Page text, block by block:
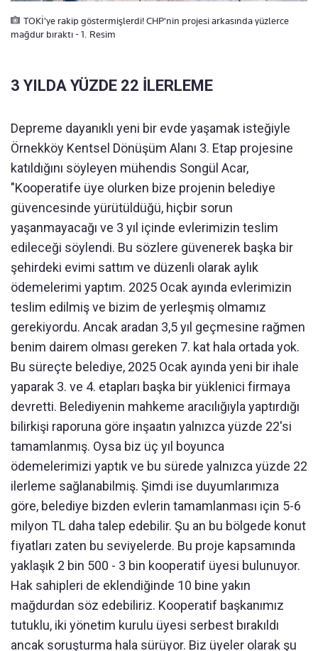
TOKİ'ye rakip göstermişlerdi! CHP'nin projesi arkasında yüzlerce
mağdur bıraktı - 1. Resim
3 YILDA YÜZDE 22 İLERLEME
Depreme dayanıklı yeni bir evde yaşamak isteğiyle
Örnekköy Kentsel Dönüşüm Alanı 3. Etap projesine
katıldığını söyleyen mühendis Songül Acar,
"Kooperatife üye olurken bize projenin belediye
güvencesinde yürütüldüğü, hiçbir sorun
yaşanmayacağı ve 3 yıl içinde evlerimizin teslim
edileceği söylendi. Bu sözlere güvenerek başka bir
şehirdeki evimi sattım ve düzenli olarak aylık
ödemelerimi yaptım. 2025 Ocak ayında evlerimizin
teslim edilmiş ve bizim de yerleşmiş olmamız
gerekiyordu. Ancak aradan 3,5 yıl geçmesine rağmen
benim dairem olması gereken 7. kat hala ortada yok.
Bu süreçte belediye, 2025 Ocak ayında yeni bir ihale
yaparak 3. ve 4. etapları başka bir yüklenici firmaya
devretti. Belediyenin mahkeme aracılığıyla yaptırdığı
bilirkişi raporuna göre inşaatın yalnızca yüzde 22'si
tamamlanmış. Oysa biz üç yıl boyunca
ödemelerimizi yaptık ve bu sürede yalnızca yüzde 22
ilerleme sağlanabilmiş. Şimdi ise duyumlarımıza
göre, belediye bizden evlerin tamamlanması için 5-6
milyon TL daha talep edebilir. Şu an bu bölgede konut
fiyatları zaten bu seviyelerde. Bu proje kapsamında
yaklaşık 2 bin 500 - 3 bin kooperatif üyesi bulunuyor.
Hak sahipleri de eklendiğinde 10 bine yakın
mağdurdan söz edebiliriz. Kooperatif başkanımız
tutuklu, iki yönetim kurulu üyesi serbest bırakıldı
ancak soruşturma hala sürüyor. Biz üyeler olarak şu